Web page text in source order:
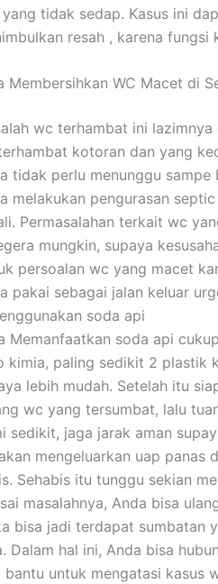
yang tidak sedap. Kasus ini
resah , karena
Membersihkan WC Macet di
wc terhambat ini
kotoran dan yang
tidak perlu menunggu
melakukan pengurasan
Permasalahan terkait wc
mungkin, supaya
persoalan wc yang macet
pakai sebagai jalan keluar
soda api
Memanfaatkan soda api
kimia, paling sedikit 2 plastik
lebih mudah. Setelah itu
wc yang tersumbat, lalu
sedikit, jaga jarak aman
mengeluarkan uap panas
Sehabis itu tunggu sekian
masalahnya, Anda bisa
bisa jadi terdapat sumbatan
Dalam hal ini, Anda bisa
bantu untuk mengatasi kasus